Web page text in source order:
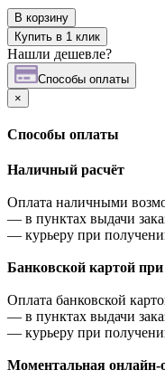
В корзину
Купить в 1 клик
Нашли дешевле?
Cпособы оплаты
×
Cпособы оплаты
Наличный расчёт
Оплата наличными
— в пунктах выдачи
— курьеру при
Банковской картой
Оплата банковской
— в пунктах выдачи
— курьеру при
Моментальная онлайн-